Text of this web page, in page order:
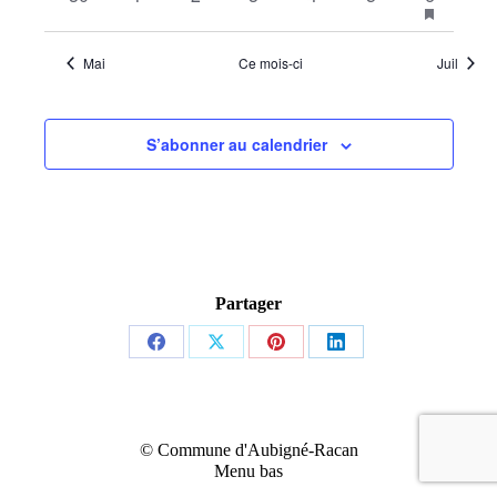
évènementsfeatured
Mai
Ce mois-ci Juil
S’abonner au calendrier
Partager
Share
Share
Share
Share
© Commune d'Aubigné-Racan
Menu bas